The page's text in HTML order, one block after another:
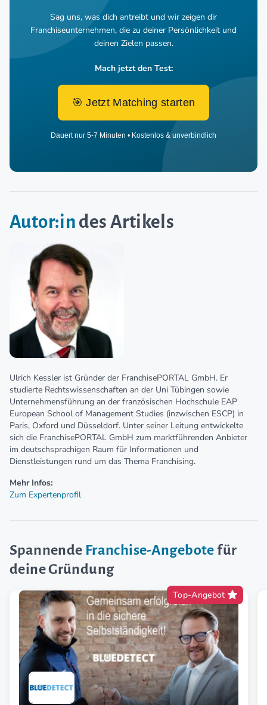
Sag uns, was dich antreibt und wir zeigen dir
Franchiseunternehmen, die zu deiner Persönlichkeit und
deinen Zielen passen.
Mach jetzt den Test:
🎯 Jetzt Matching starten
Dauert nur 5-7 Minuten • Kostenlos & unverbindlich
Autor:in des Artikels
Ulrich Kessler ist Gründer der FranchisePORTAL GmbH. Er
studierte Rechtswissenschaften an der Uni Tübingen sowie
Unternehmensführung an der französischen Hochschule EAP
European School of Management Studies (inzwischen ESCP) in
Paris, Oxford und Düsseldorf. Unter seiner Leitung entwickelte
sich die FranchisePORTAL GmbH zum marktführenden Anbieter
im deutschsprachigen Raum für Informationen und
Dienstleistungen rund um das Thema Franchising.
Mehr Infos:
Zum Expertenprofil
Spannende Franchise-Angebotefür
deine Gründung
Top-Angebot